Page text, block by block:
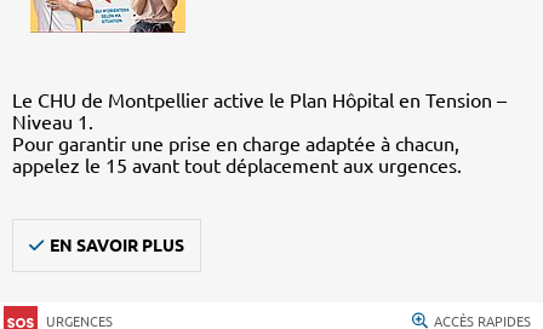
Le CHU de Montpellier active le Plan Hôpital en Tension –
Niveau 1.
Pour garantir une prise en charge adaptée à chacun,
appelez le 15 avant tout déplacement aux urgences.
EN SAVOIR PLUS
URGENCES ACCÈS RAPIDES